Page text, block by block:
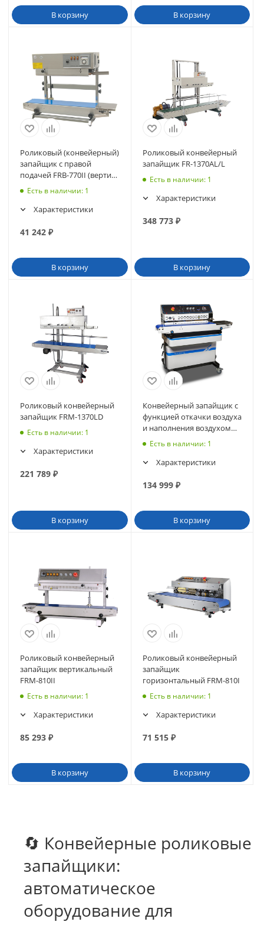
В корзину В корзину
Роликовый (конвейерный)
запайщик с правой
подачей FRB-770II (вертик.,
счетчик пакетов)
Есть в наличии: 1
Характеристики
41 242 ₽
В корзину
Роликовый конвейерный
запайщик FR-1370AL/L
Есть в наличии: 1
Характеристики
348 773₽
В корзину
Роликовый конвейерный
запайщик FRM-1370LD
Есть в наличии: 1
Характеристики
221 789 ₽
В корзину
Конвейерный запайщик с
функцией откачки воздуха
и наполнения воздухом
FRM-980ZQ
Есть в наличии: 1
Характеристики
134 999₽
В корзину
Роликовый конвейерный
запайщик вертикальный
FRM-810II
Есть в наличии: 1
Характеристики
85 293 ₽
В корзину
Роликовый конвейерный
запайщик
горизонтальный FRM-810I
Есть в наличии: 1
Характеристики
71 515₽
В корзину
🔄 Конвейерные роликовые
запайщики:
автоматическое
оборудование для